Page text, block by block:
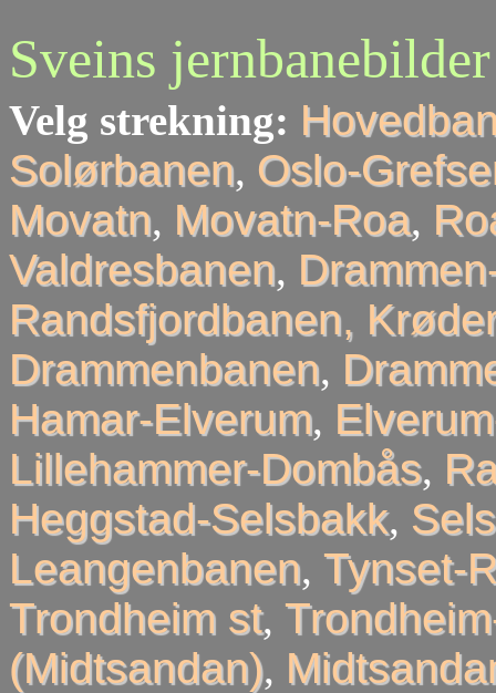
Sveins jernbanebilder
Velg strekning:
Solørbanen, Oslo-
Movatn, Movatn-Roa,
Valdresbanen,
Randsfjordbanen,
Drammenbanen,
Hamar-Elverum,
Lillehammer-Dombås,
Heggstad-Selsbakk,
Leangenbanen, Tynset-
Trondheim st,
(Midtsandan),